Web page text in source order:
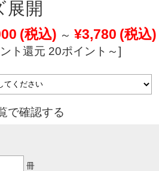
展開
(税込) ～ ¥3,780 (税込)
ト還元 20ポイント～]
で確認する
冊